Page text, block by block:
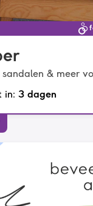
sandalen & meer
in: 3 dagen